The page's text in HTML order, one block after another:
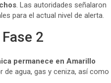
. Las autoridades señalaron
para el actual nivel de alerta.
2
permanece en Amarillo
agua, gas y ceniza, así como